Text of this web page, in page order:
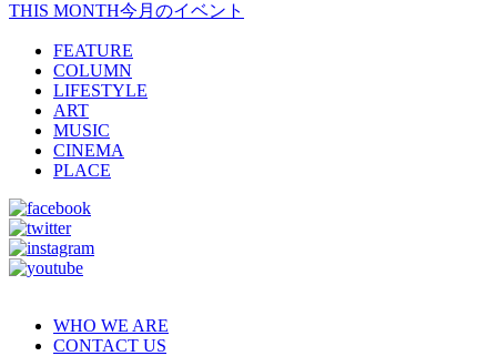
THIS MONTH今月のイベント
FEATURE
COLUMN
LIFESTYLE
ART
MUSIC
CINEMA
PLACE
WHO WE ARE
CONTACT US